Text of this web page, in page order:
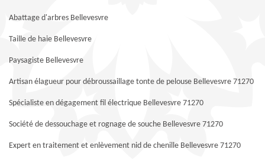
Abattage d'arbres Bellevesvre
Taille de haie Bellevesvre
Paysagiste Bellevesvre
Artisan élagueur pour débroussaillage tonte de pelouse Bellevesvre 71270
Spécialiste en dégagement fil électrique Bellevesvre 71270
Société de dessouchage et rognage de souche Bellevesvre 71270
Expert en traitement et enlèvement nid de chenille Bellevesvre 71270